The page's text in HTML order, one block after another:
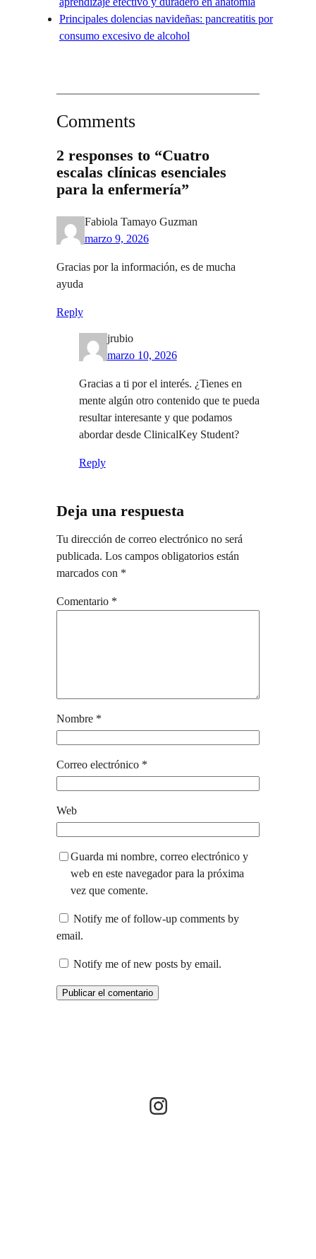
Principales dolencias navideñas: pancreatitis por
consumo excesivo de alcohol
Comments
2 responses to “Cuatro
escalas clínicas esenciales
para la enfermería”
Fabiola Tamayo Guzman
marzo 9, 2026
Gracias por la información, es de mucha
ayuda
Reply
jrubio
marzo 10, 2026
Gracias a ti por el interés. ¿Tienes en
mente algún otro contenido que te pueda
resultar interesante y que podamos
abordar desde ClinicalKey Student?
Reply
Deja una respuesta
Tu dirección de correo electrónico no será
publicada. Los campos obligatorios están
marcados con *
Comentario *
Nombre *
Correo electrónico *
Web
Guarda mi nombre, correo electrónico y
web en este navegador para la próxima
vez que comente.
Notify me of follow-up comments by
email.
Notify me of new posts by email.